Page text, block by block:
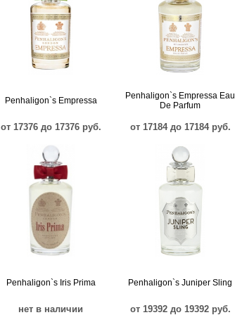
Penhaligon`s Empressa
от 17376 до 17376 руб.
Penhaligon`s Empressa Eau
De Parfum
от 17184 до 17184 руб.
Penhaligon`s Iris Prima
нет в наличии
Penhaligon`s Juniper Sling
от 19392 до 19392 руб.